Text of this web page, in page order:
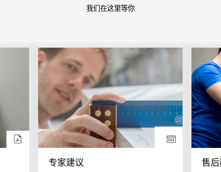
我们在这里等你
专家建议 售